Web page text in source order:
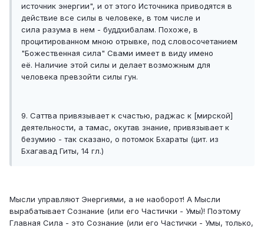
источник энергии", и от этого Источника приводятся в
действие все силы в человеке, в том числе и
сила разума в нем - буддхибалам. Похоже, в
процитированном мною отрывке, под словосочетанием
"Божественная сила" Свами имеет в виду имено
её. Наличие этой силы и делает возможным для
человека превзойти силы гун.
9. Саттва привязывает к счастью, раджас к [мирской]
деятельности, а тамас, окутав знание, привязывает к
безумию - так сказано, о потомок Бхараты (цит. из
Бхагавад Гиты, 14 гл.)
Мысли управляют Энергиями, а не наоборот! А Мысли
вырабатывает Сознание (или его Частички - Умы)! Поэтому
Главная Сила - это Сознание (или его Частички - Умы, только,